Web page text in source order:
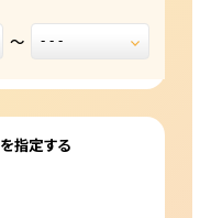
を指定する